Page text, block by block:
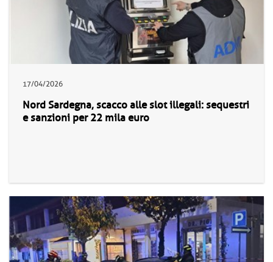
17/04/2026
Nord Sardegna, scacco alle slot illegali: sequestri
e sanzioni per 22 mila euro